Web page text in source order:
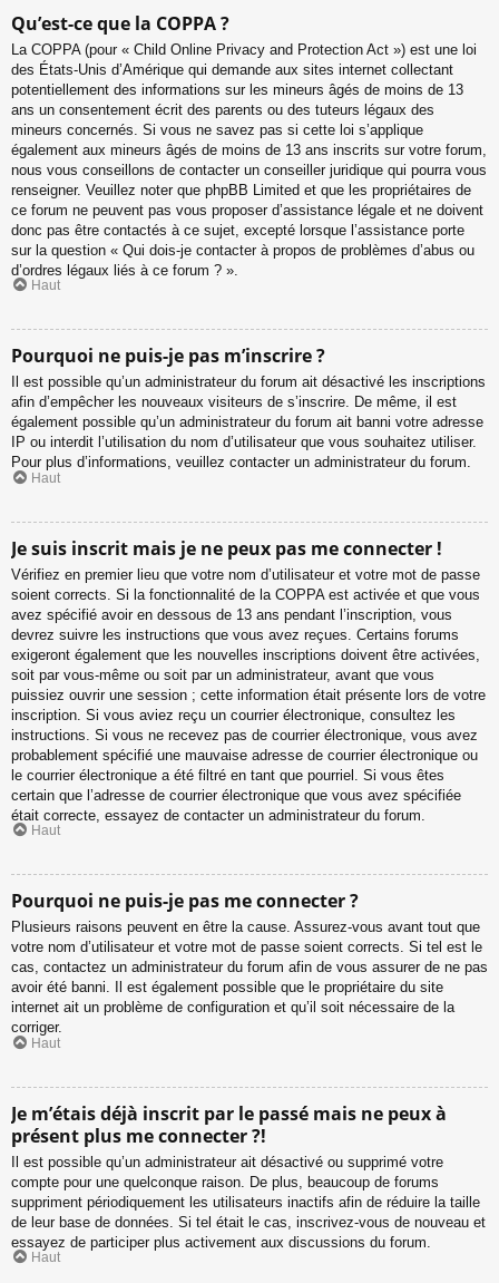
Qu’est-ce que la COPPA ?
La COPPA (pour « Child Online Privacy and Protection Act ») est une loi
des États-Unis d’Amérique qui demande aux sites internet collectant
potentiellement des informations sur les mineurs âgés de moins de 13
ans un consentement écrit des parents ou des tuteurs légaux des
mineurs concernés. Si vous ne savez pas si cette loi s’applique
également aux mineurs âgés de moins de 13 ans inscrits sur votre forum,
nous vous conseillons de contacter un conseiller juridique qui pourra vous
renseigner. Veuillez noter que phpBB Limited et que les propriétaires de
ce forum ne peuvent pas vous proposer d’assistance légale et ne doivent
donc pas être contactés à ce sujet, excepté lorsque l’assistance porte
sur la question « Qui dois-je contacter à propos de problèmes d’abus ou
d’ordres légaux liés à ce forum ? ».
Haut
Pourquoi ne puis-je pas m’inscrire ?
Il est possible qu’un administrateur du forum ait désactivé les inscriptions
afin d’empêcher les nouveaux visiteurs de s’inscrire. De même, il est
également possible qu’un administrateur du forum ait banni votre adresse
IP ou interdit l’utilisation du nom d’utilisateur que vous souhaitez utiliser.
Pour plus d’informations, veuillez contacter un administrateur du forum.
Haut
Je suis inscrit mais je ne peux pas me connecter !
Vérifiez en premier lieu que votre nom d’utilisateur et votre mot de passe
soient corrects. Si la fonctionnalité de la COPPA est activée et que vous
avez spécifié avoir en dessous de 13 ans pendant l’inscription, vous
devrez suivre les instructions que vous avez reçues. Certains forums
exigeront également que les nouvelles inscriptions doivent être activées,
soit par vous-même ou soit par un administrateur, avant que vous
puissiez ouvrir une session ; cette information était présente lors de votre
inscription. Si vous aviez reçu un courrier électronique, consultez les
instructions. Si vous ne recevez pas de courrier électronique, vous avez
probablement spécifié une mauvaise adresse de courrier électronique ou
le courrier électronique a été filtré en tant que pourriel. Si vous êtes
certain que l’adresse de courrier électronique que vous avez spécifiée
était correcte, essayez de contacter un administrateur du forum.
Haut
Pourquoi ne puis-je pas me connecter ?
Plusieurs raisons peuvent en être la cause. Assurez-vous avant tout que
votre nom d’utilisateur et votre mot de passe soient corrects. Si tel est le
cas, contactez un administrateur du forum afin de vous assurer de ne pas
avoir été banni. Il est également possible que le propriétaire du site
internet ait un problème de configuration et qu’il soit nécessaire de la
corriger.
Haut
Je m’étais déjà inscrit par le passé mais ne peux à
présent plus me connecter ?!
Il est possible qu’un administrateur ait désactivé ou supprimé votre
compte pour une quelconque raison. De plus, beaucoup de forums
suppriment périodiquement les utilisateurs inactifs afin de réduire la taille
de leur base de données. Si tel était le cas, inscrivez-vous de nouveau et
essayez de participer plus activement aux discussions du forum.
Haut